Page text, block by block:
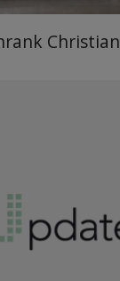
Christian